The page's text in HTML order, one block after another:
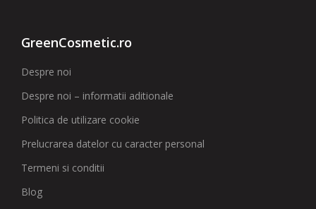
GreenCosmetic.ro
Despre noi
Despre noi – informatii aditionale
Politica de utilizare cookie
Prelucrarea datelor cu caracter personal
Termeni si conditii
Blog